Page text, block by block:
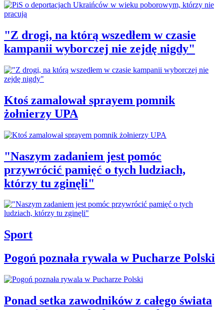
"Z drogi, na którą wszedłem w czasie
kampanii wyborczej nie zejdę nigdy"
Ktoś zamalował sprayem pomnik
żołnierzy UPA
"Naszym zadaniem jest pomóc
przywrócić pamięć o tych ludziach,
którzy tu zginęli"
Sport
Pogoń poznała rywala w Pucharze Polski
Ponad setka zawodników z całego świata